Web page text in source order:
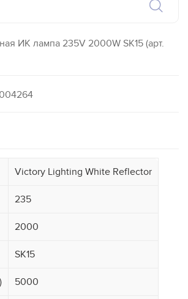
ИК лампа 235V 2000W SK15 (арт.
Victory Lighting White Reflector
235
2000
SK15
5000